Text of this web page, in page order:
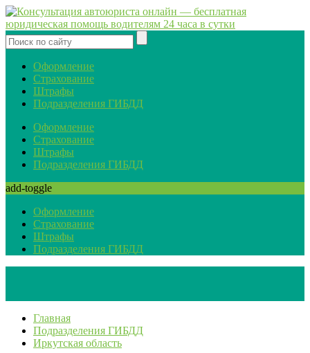
Оформление
Страхование
Штрафы
Подразделения ГИБДД
Оформление
Страхование
Штрафы
Подразделения ГИБДД
add-toggle
Оформление
Страхование
Штрафы
Подразделения ГИБДД
Главная
Подразделения ГИБДД
Иркутская область